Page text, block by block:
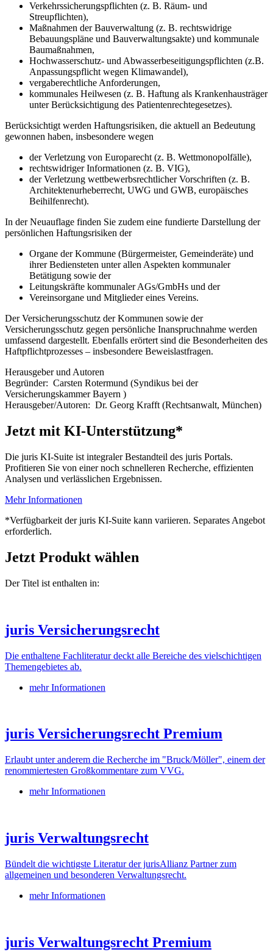
Verkehrssicherungspflichten (z. B. Räum- und
Streupflichten),
Maßnahmen der Bauverwaltung (z. B. rechtswidrige
Bebauungspläne und Bauverwaltungsakte) und kommunale
Baumaßnahmen,
Hochwasserschutz- und Abwasserbeseitigungspflichten (z.B.
Anpassungspflicht wegen Klimawandel),
vergaberechtliche Anforderungen,
kommunales Heilwesen (z. B. Haftung als Krankenhausträger
unter Berücksichtigung des Patientenrechtegesetzes).
Berücksichtigt werden Haftungsrisiken, die aktuell an Bedeutung
gewonnen haben, insbesondere wegen
der Verletzung von Europarecht (z. B. Wettmonopolfälle),
rechtswidriger Informationen (z. B. VIG),
der Verletzung wettbewerbsrechtlicher Vorschriften (z. B.
Architektenurheberrecht, UWG und GWB, europäisches
Beihilfenrecht).
In der Neuauflage finden Sie zudem eine fundierte Darstellung der
persönlichen Haftungsrisiken der
Organe der Kommune (Bürgermeister, Gemeinderäte) und
ihrer Bediensteten unter allen Aspekten kommunaler
Betätigung sowie der
Leitungskräfte kommunaler AGs/GmbHs und der
Vereinsorgane und Mitglieder eines Vereins.
Der Versicherungsschutz der Kommunen sowie der
Versicherungsschutz gegen persönliche Inanspruchnahme werden
umfassend dargestellt. Ebenfalls erörtert sind die Besonderheiten des
Haftpflichtprozesses – insbesondere Beweislastfragen.
Herausgeber und Autoren
Begründer: Carsten Rotermund (Syndikus bei der
Versicherungskammer Bayern )
Herausgeber/Autoren: Dr. Georg Krafft (Rechtsanwalt, München)
Jetzt mit KI-Unterstützung*
Die juris KI-Suite ist integraler Bestandteil des juris Portals.
Profitieren Sie von einer noch schnelleren Recherche, effizienten
Analysen und verlässlichen Ergebnissen.
Mehr Informationen
*Verfügbarkeit der juris KI-Suite kann variieren. Separates Angebot
erforderlich.
Jetzt Produkt wählen
Der Titel ist enthalten in:
juris Versicherungsrecht
Die enthaltene Fachliteratur deckt alle Bereiche des vielschichtigen
Themengebietes ab.
mehr Informationen
juris Versicherungsrecht Premium
Erlaubt unter anderem die Recherche im "Bruck/Möller", einem der
renommiertesten Großkommentare zum VVG.
mehr Informationen
juris Verwaltungsrecht
Bündelt die wichtigste Literatur der jurisAllianz Partner zum
allgemeinen und besonderen Verwaltungsrecht.
mehr Informationen
juris Verwaltungsrecht Premium